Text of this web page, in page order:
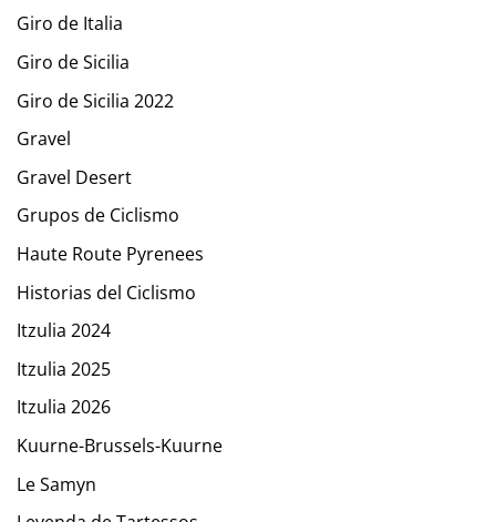
Giro de Italia
Giro de Sicilia
Giro de Sicilia 2022
Gravel
Gravel Desert
Grupos de Ciclismo
Haute Route Pyrenees
Historias del Ciclismo
Itzulia 2024
Itzulia 2025
Itzulia 2026
Kuurne-Brussels-Kuurne
Le Samyn